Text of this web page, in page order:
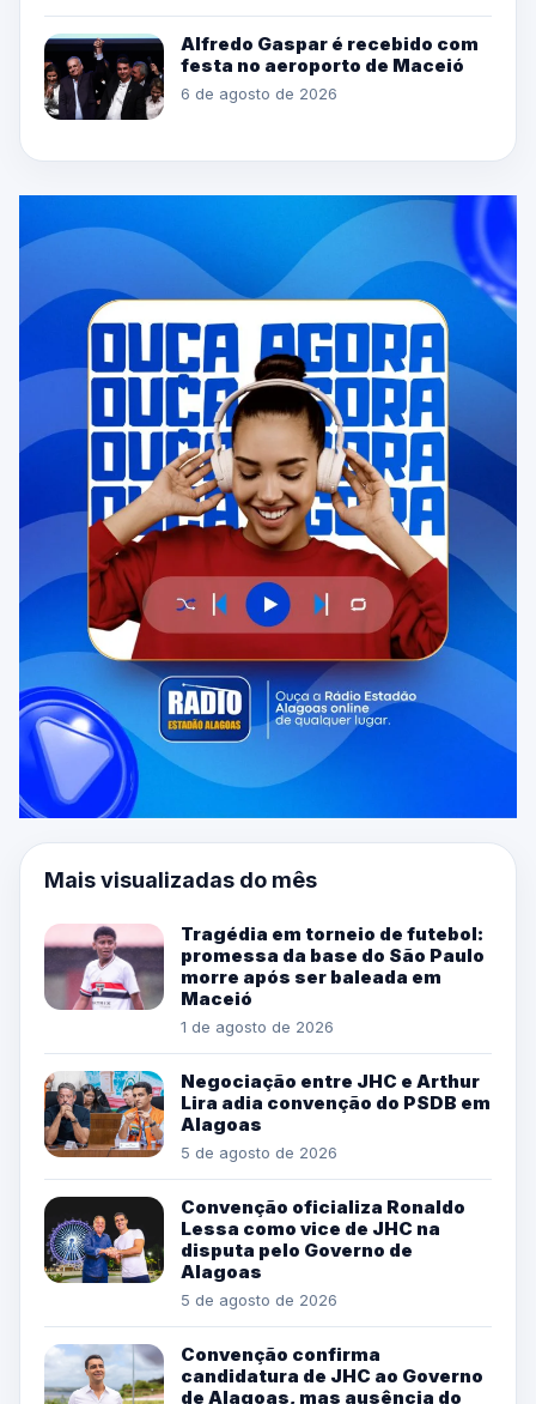
Alfredo Gaspar é recebido com
festa no aeroporto de Maceió
6 de agosto de 2026
Mais visualizadas do mês
Tragédia em torneio de futebol:
promessa da base do São Paulo
morre após ser baleada em
Maceió
1 de agosto de 2026
Negociação entre JHC e Arthur
Lira adia convenção do PSDB em
Alagoas
5 de agosto de 2026
Convenção oficializa Ronaldo
Lessa como vice de JHC na
disputa pelo Governo de
Alagoas
5 de agosto de 2026
Convenção confirma
candidatura de JHC ao Governo
de Alagoas, mas ausência do